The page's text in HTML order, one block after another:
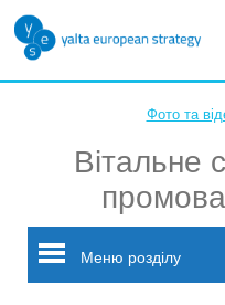
Фото та
Вітальне
промова
Меню розділу